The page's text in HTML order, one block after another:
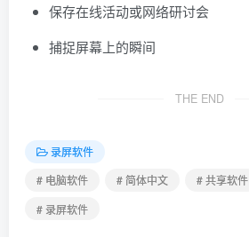
保存在线活动或网络研讨会
捕捉屏幕上的瞬间
THE END
录屏软件
# 电脑软件
# 简体中文 # 共享软件
# 录屏软件